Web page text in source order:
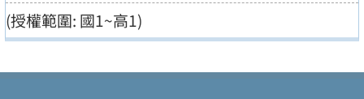
(授權範圍: 國1~高1)